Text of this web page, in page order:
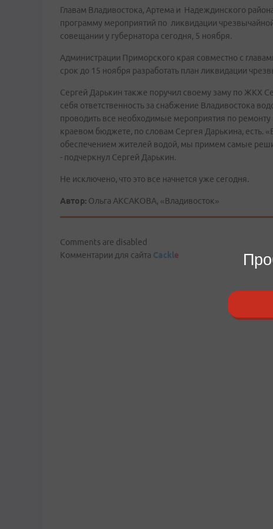
Главам Владивостока, Артема и Надеждинского
программу мероприятий по ликвидации
совещании у губернатора сегодня, 5 ноября.
Администрации Приморского края совместно с
срок до 15 ноября разработать план ликвидации
Сергей Дарькин также поручил своему заму по ЖКХ
себя ответственность за снабжение Владивостока
проводить все необходимые мероприятия по
краевом бюджете, по словам Сергея Дарькина, есть.
обеспечением жителей водой, мы примем самые
- подчеркнул Сергей Дарькин.
Не исключено, что это все начнется уже сегодня.
Автор: Ольга АКСАКОВА, «Владивосток»
Comments are disabled
Комментарии для сайта Cackle